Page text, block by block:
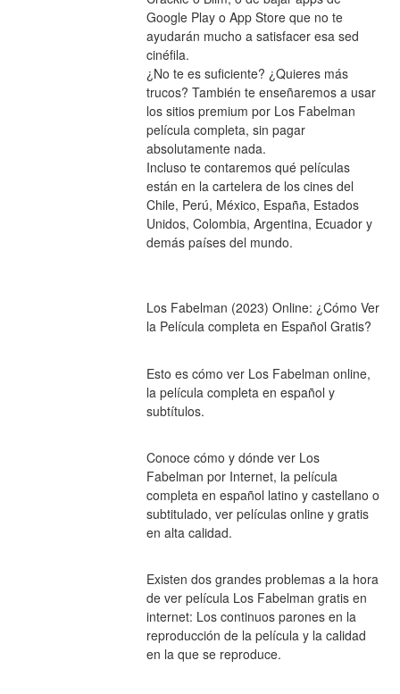
Google Play o App Store que no te
ayudarán mucho a satisfacer esa sed
cinéfila.
¿No te es suficiente? ¿Quieres más
trucos? También te enseñaremos a usar
los sitios premium por Los Fabelman
película completa, sin pagar
absolutamente nada.
Incluso te contaremos qué películas
están en la cartelera de los cines del
Chile, Perú, México, España, Estados
Unidos, Colombia, Argentina, Ecuador y
demás países del mundo.
Los Fabelman (2023) Online: ¿Cómo Ver
la Película completa en Español Gratis?
Esto es cómo ver Los Fabelman online,
la película completa en español y
subtítulos.
Conoce cómo y dónde ver Los
Fabelman por Internet, la película
completa en español latino y castellano o
subtitulado, ver películas online y gratis
en alta calidad.
Existen dos grandes problemas a la hora
de ver película Los Fabelman gratis en
internet: Los continuos parones en la
reproducción de la película y la calidad
en la que se reproduce.